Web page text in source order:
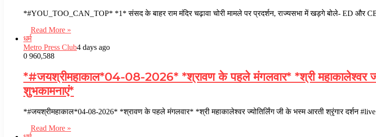
*#YOU_TOO_CAN_TOP* *1* संसद के बाहर राम मंदिर चढ़ावा चोरी मामले पर प्रदर्शन, राज्यसभा में खड़गे बोले- ED और
Read More »
धर्म
Metro Press Club4 days ago
0 960,588
*#जयश्रीमहाकाल*04-08-2026* *श्रावण के पहले मंगलवार* *श्री महाकालेश्वर
शुभकामनाएं*
*#जयश्रीमहाकाल*04-08-2026* *श्रावण के पहले मंगलवार* *श्री महाकालेश्वर ज्योतिर्लिंग जी के भस्म आरती श्रृंगार दर्शन
Read More »